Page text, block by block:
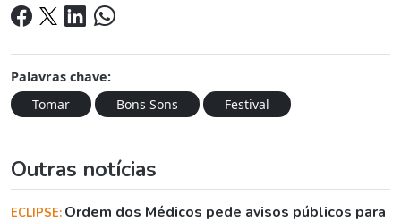
Palavras chave:
Tomar
Bons Sons Festival
Outras notícias
ECLIPSE: Ordem dos Médicos pede avisos públicos para